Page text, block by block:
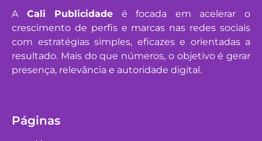
A Cali Publicidade é focada em acelerar o
crescimento de perfis e marcas nas redes sociais
com estratégias simples, eficazes e orientadas a
resultado. Mais do que números, o objetivo é gerar
presença, relevância e autoridade digital.
Páginas